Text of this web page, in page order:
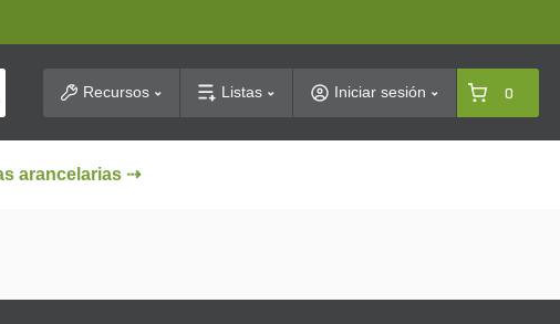
SearchRecursos Listas Iniciar sesión 0
arancelarias ⇢